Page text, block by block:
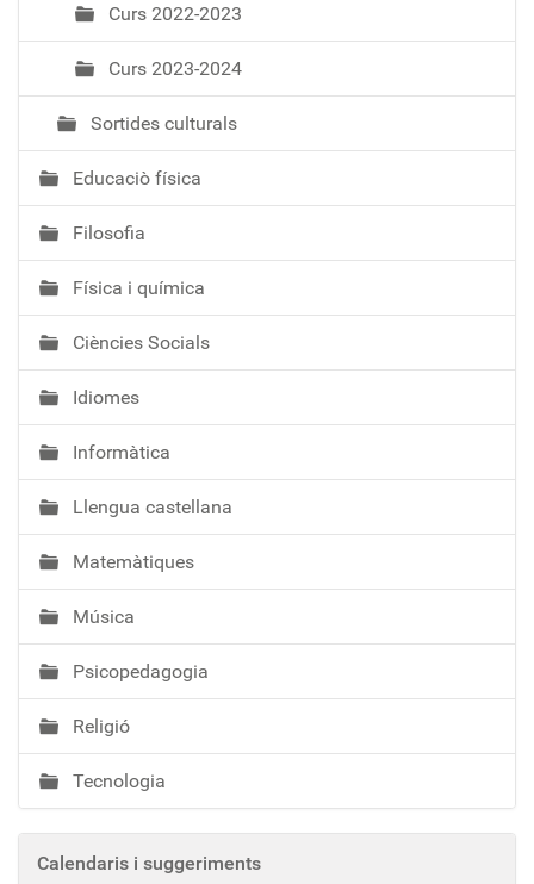
Curs 2022-2023
Curs 2023-2024
Sortides culturals
Educaciò física
Filosofia
Física i química
Ciències Socials
Idiomes
Informàtica
Llengua castellana
Matemàtiques
Música
Psicopedagogia
Religió
Tecnologia
Calendaris i suggeriments